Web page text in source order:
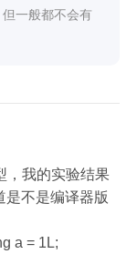
一般都不会有
，我的实验结果
是不是编译器版
a = 1L;